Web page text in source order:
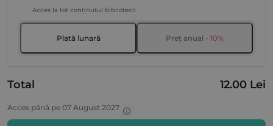
Acces la tot conținutul bibliotecii
Plată lunară Preț anual - 10%
Total 12.00 Lei
Acces până pe 07 August 2027